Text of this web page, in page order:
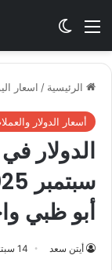
القائمة الوضع
الرئيسية / اسعار
أسعار الدولار
أبو ظبي
أيتن سعد 14 سبتمبر، 2025